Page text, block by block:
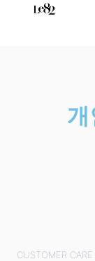
개
CUSTOMER CARE